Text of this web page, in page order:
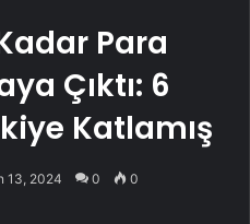
Para
Çıktı: 6
Katlamış
13, 2024 0 0